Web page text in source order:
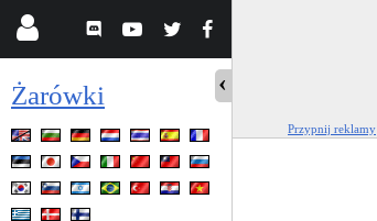
Żarówki
Przypnij reklamy